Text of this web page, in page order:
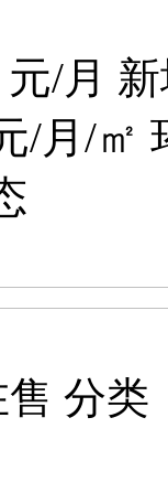
元/月
/月/㎡
分类